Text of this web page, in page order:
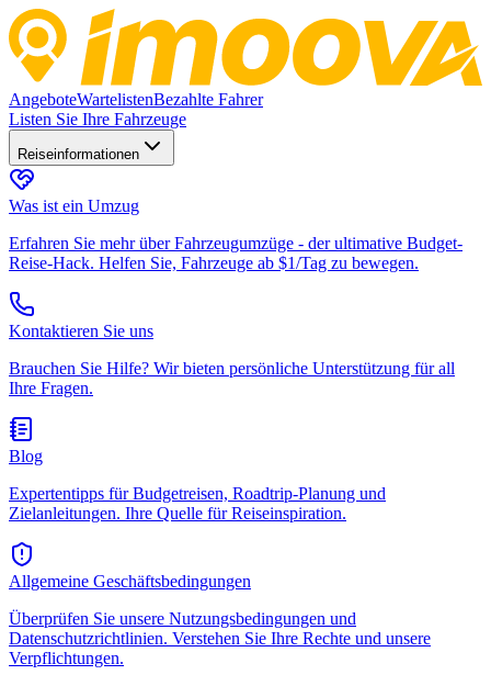
AngeboteWartelistenBezahlte Fahrer
Listen Sie Ihre Fahrzeuge
Reiseinformationen
Was ist ein Umzug
Erfahren Sie mehr über Fahrzeugumzüge - der ultimative Budget-
Reise-Hack. Helfen Sie, Fahrzeuge ab $1/Tag zu bewegen.
Kontaktieren Sie uns
Brauchen Sie Hilfe? Wir bieten persönliche Unterstützung für all
Ihre Fragen.
Blog
Expertentipps für Budgetreisen, Roadtrip-Planung und
Zielanleitungen. Ihre Quelle für Reiseinspiration.
Allgemeine Geschäftsbedingungen
Überprüfen Sie unsere Nutzungsbedingungen und
Datenschutzrichtlinien. Verstehen Sie Ihre Rechte und unsere
Verpflichtungen.